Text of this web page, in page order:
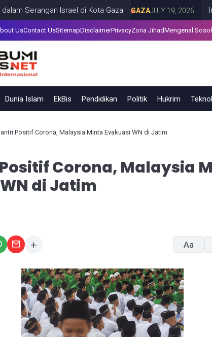
Israel di Kota Gaza GAZAJULY 19, 2026 Iran
UsContact UsSitemapDisclaimerPrivacyZona JihadMengenal
Dunia Islam EkBis Pendidikan Politik Hukrim
Positif Corona, Malaysia Minta Evakuasi WN di Jatim
Corona, Malaysia
di Jatim
Aa